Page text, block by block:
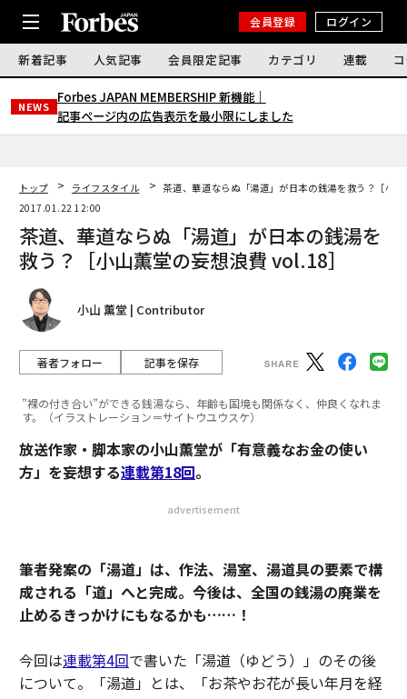
会員登録 ログイン
新着記事 人気記事 会員限定記事 カテゴリ 連載
NEWS
Forbes JAPAN MEMBERSHIP 新機能｜
記事ページ内の広告表示を最小限にしました
トップ ライフスタイル
茶道、華道ならぬ「湯道」が日本の銭湯を救う？［小
2017.01.22 12:00
茶道、華道ならぬ「湯道」が日本の銭湯を
救う？［小山薫堂の妄想浪費 vol.18］
小山 薫堂 | Contributor
著者フォロー 記事を保存
”裸の付き合い”ができる銭湯なら、年齢も国境も関係なく、仲良くなれま
す。（イラストレーション＝サイトウユウスケ）
放送作家・脚本家の小山薫堂が「有意義なお金の使い
方」を妄想する連載第18回。
advertisement
筆者発案の「湯道」は、作法、湯室、湯道具の要素で構
成される「道」へと完成。今後は、全国の銭湯の廃業を
止めるきっかけにもなるかも……！
今回は連載第4回で書いた「湯道（ゆどう）」のその後
について。「湯道」とは、「お茶やお花が長い年月を経